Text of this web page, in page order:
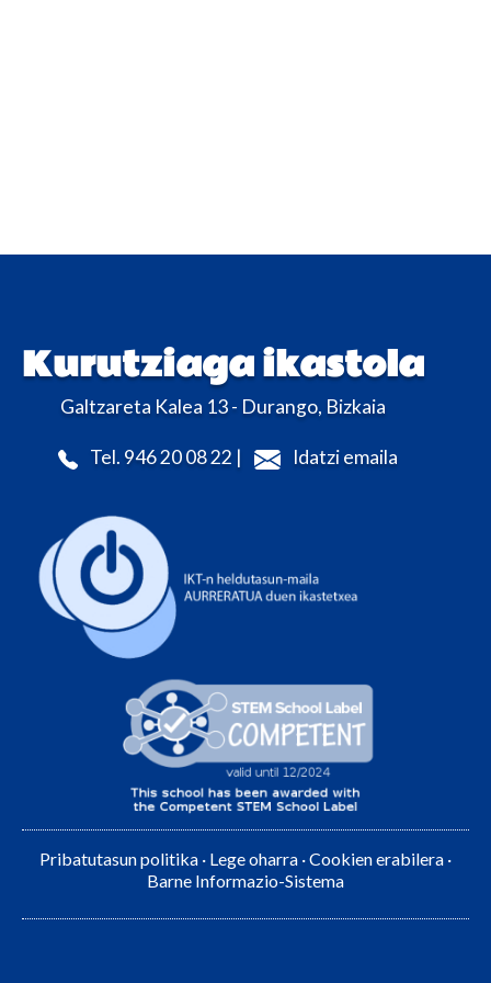
Kurutziaga ikastola
Galtzareta Kalea 13 - Durango, Bizkaia
Tel. 946 20 08 22 | Idatzi emaila
Pribatutasun politika · Lege oharra ·Cookien erabilera ·
Barne Informazio-Sistema